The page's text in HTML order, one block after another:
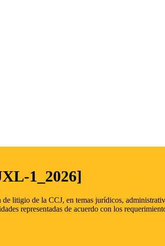
1_2026]
litigio de la CCJ, en temas jurídicos,
representadas de acuerdo con los